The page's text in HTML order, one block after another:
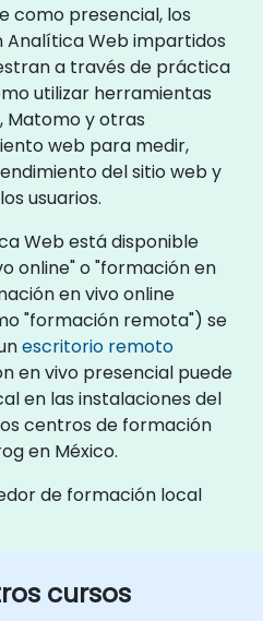
como presencial, los
Analítica Web impartidos
a través de práctica
utilizar herramientas
Matomo y otras
web para medir,
del sitio web y
usuarios.
Web está disponible
online" o "formación en
en vivo online
"formación remota") se
escritorio remoto
en vivo presencial puede
en las instalaciones del
centros de formación
en México.
de formación local
cursos